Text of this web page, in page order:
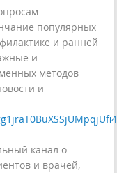
популярных
и ранней
и
методов
и
канал о
и врачей,